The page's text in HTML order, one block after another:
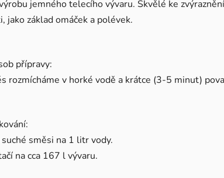
jemného telecího vývaru. Skvělé ke zvýraznění
jako základ omáček a polévek.
přípravy:
rozmícháme v horké vodě a krátce (3-5 minut)
směsi na 1 litr vody.
na cca 167 l vývaru.